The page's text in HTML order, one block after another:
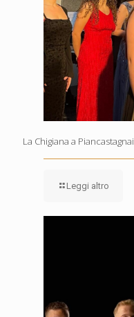
La Chigiana a
Leggi altro